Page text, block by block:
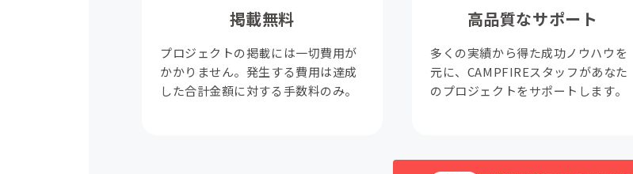
掲載無料
プロジェクトの掲載には一切費用が
かかりません。発生する費用は達成
した合計金額に対する手数料のみ。
高品質なサポート
多くの実績から得た成功ノウハウを
元に、CAMPFIREスタッフがあなた
のプロジェクトをサポートします。